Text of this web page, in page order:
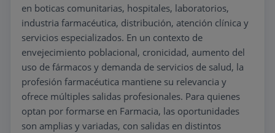
en boticas comunitarias, hospitales, laboratorios,
industria farmacéutica, distribución, atención clínica y
servicios especializados. En un contexto de
envejecimiento poblacional, cronicidad, aumento del
uso de fármacos y demanda de servicios de salud, la
profesión farmacéutica mantiene su relevancia y
ofrece múltiples salidas profesionales. Para quienes
optan por formarse en Farmacia, las oportunidades
son amplias y variadas, con salidas en distintos